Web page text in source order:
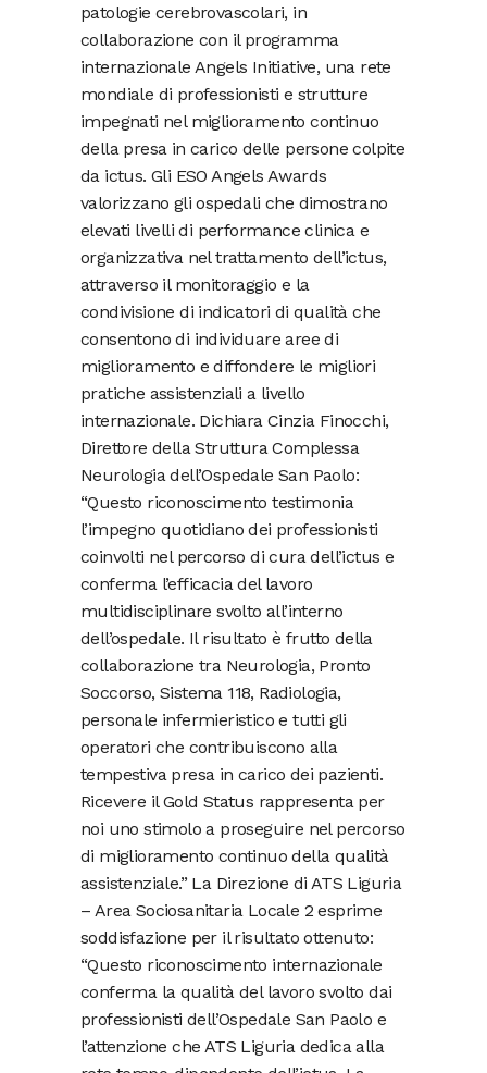
patologie cerebrovascolari, in
collaborazione con il programma
internazionale Angels Initiative, una rete
mondiale di professionisti e strutture
impegnati nel miglioramento continuo
della presa in carico delle persone colpite
da ictus. Gli ESO Angels Awards
valorizzano gli ospedali che dimostrano
elevati livelli di performance clinica e
organizzativa nel trattamento dell’ictus,
attraverso il monitoraggio e la
condivisione di indicatori di qualità che
consentono di individuare aree di
miglioramento e diffondere le migliori
pratiche assistenziali a livello
internazionale. Dichiara Cinzia Finocchi,
Direttore della Struttura Complessa
Neurologia dell’Ospedale San Paolo:
“Questo riconoscimento testimonia
l’impegno quotidiano dei professionisti
coinvolti nel percorso di cura dell’ictus e
conferma l’efficacia del lavoro
multidisciplinare svolto all’interno
dell’ospedale. Il risultato è frutto della
collaborazione tra Neurologia, Pronto
Soccorso, Sistema 118, Radiologia,
personale infermieristico e tutti gli
operatori che contribuiscono alla
tempestiva presa in carico dei pazienti.
Ricevere il Gold Status rappresenta per
noi uno stimolo a proseguire nel percorso
di miglioramento continuo della qualità
assistenziale.” La Direzione di ATS Liguria
– Area Sociosanitaria Locale 2 esprime
soddisfazione per il risultato ottenuto:
“Questo riconoscimento internazionale
conferma la qualità del lavoro svolto dai
professionisti dell’Ospedale San Paolo e
l’attenzione che ATS Liguria dedica alla